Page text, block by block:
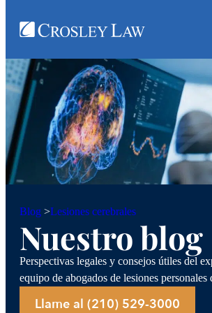
Blog >Lesiones cerebrales
Nuestro blog
Perspectivas legales y consejos útiles del
equipo de abogados de lesiones
Llame al (210) 529-3000